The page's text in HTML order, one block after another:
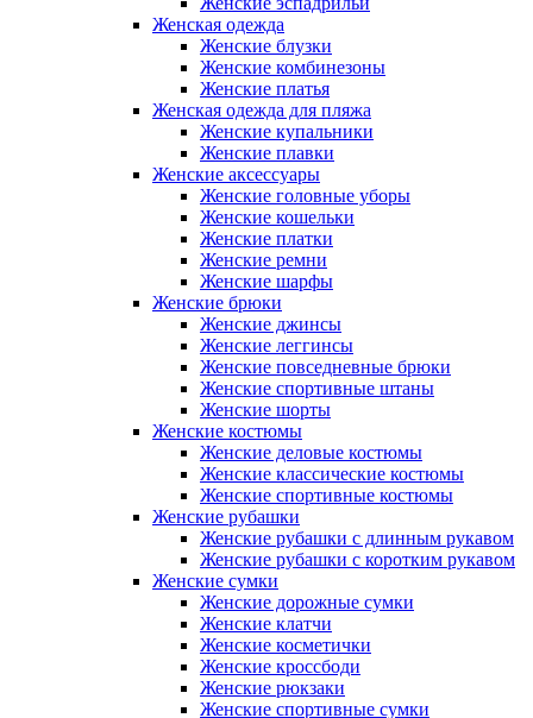
Женская одежда
Женские блузки
Женские комбинезоны
Женские платья
Женская одежда для пляжа
Женские купальники
Женские плавки
Женские аксессуары
Женские головные уборы
Женские кошельки
Женские платки
Женские ремни
Женские шарфы
Женские брюки
Женские джинсы
Женские леггинсы
Женские повседневные брюки
Женские спортивные штаны
Женские шорты
Женские костюмы
Женские деловые костюмы
Женские классические костюмы
Женские спортивные костюмы
Женские рубашки
Женские рубашки с длинным рукавом
Женские рубашки с коротким рукавом
Женские сумки
Женские дорожные сумки
Женские клатчи
Женские косметички
Женские кроссбоди
Женские рюкзаки
Женские спортивные сумки